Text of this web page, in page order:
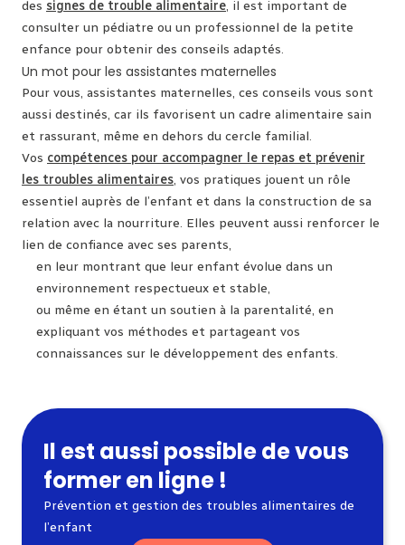
des signes de trouble alimentaire, il est important de
consulter un pédiatre ou un professionnel de la petite
enfance pour obtenir des conseils adaptés.
Un mot pour les assistantes maternelles
Pour vous, assistantes maternelles, ces conseils vous sont
aussi destinés, car ils favorisent un cadre alimentaire sain
et rassurant, même en dehors du cercle familial.
Vos compétences pour accompagner le repas et prévenir
les troubles alimentaires, vos pratiques jouent un rôle
essentiel auprès de l’enfant et dans la construction de sa
relation avec la nourriture. Elles peuvent aussi renforcer le
lien de confiance avec ses parents,
en leur montrant que leur enfant évolue dans un
environnement respectueux et stable,
ou même en étant un soutien à la parentalité, en
expliquant vos méthodes et partageant vos
connaissances sur le développement des enfants.
Il est aussi possible de vous
former en ligne !
Prévention et gestion des troubles alimentaires de
l’enfant